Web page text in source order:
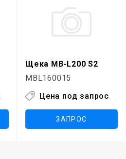
Щека MB-L200 S2
MBL160015
Цена под запрос
ЗАПРОС